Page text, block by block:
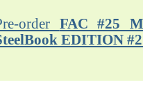
order FAC #25
EDITION #2